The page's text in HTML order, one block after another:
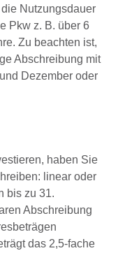
Nutzungsdauer
Pkw z. B. über 6
Zu beachten ist,
Abschreibung mit
Dezember oder
haben Sie
linear oder
bis zu 31.
Abschreibung
das 2,5-fache